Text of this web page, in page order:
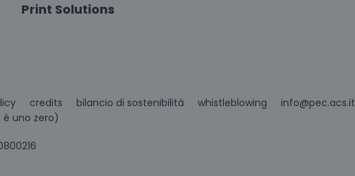
Print Solutions
credits bilancio di sostenibilità whistleblowing
info@pec.acs.it
uno zero)